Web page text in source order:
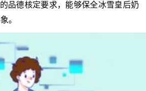
品德核定要求，能够保全冰雪皇后奶
。